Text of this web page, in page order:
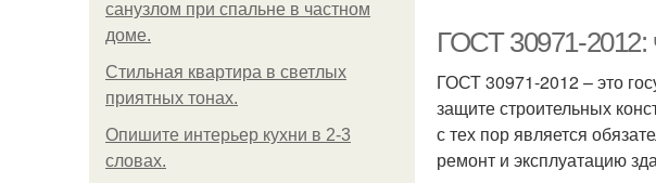
санузлом при спальне в частном
доме.
Стильная квартира в светлых
приятных тонах.
Опишите интерьер кухни в 2-3
словах.
ГОСТ 30971-2012:
ГОСТ 30971-2012 – это
защите строительных
с тех пор является
ремонт и эксплуатацию